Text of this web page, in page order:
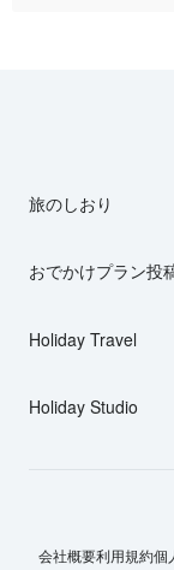
旅のしおり
おでかけプラン投
Holiday Travel
Holiday Studio
会社概要利用規約個